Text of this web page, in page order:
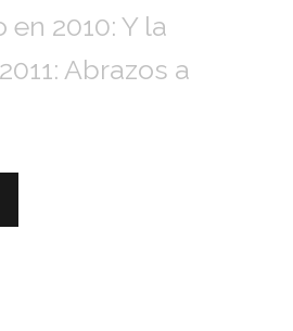
2010: Y la
Abrazos a